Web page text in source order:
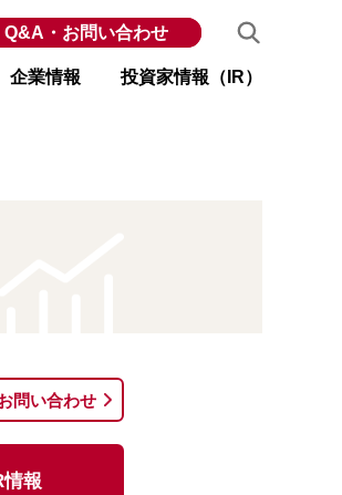
企業情報 投資家情報（IR）
Q&A・お問い合わせ
問い合わせ
情報